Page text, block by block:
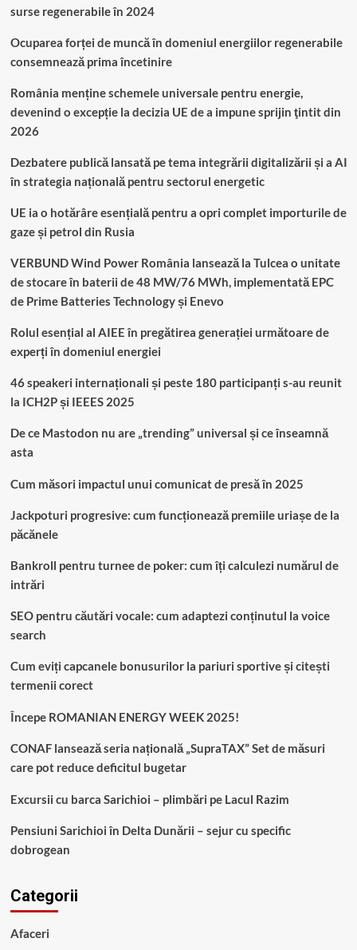
surse regenerabile în 2024
Ocuparea forței de muncă în domeniul energiilor regenerabile
consemnează prima încetinire
România menține schemele universale pentru energie,
devenind o excepție la decizia UE de a impune sprijin ţintit din
2026
Dezbatere publică lansată pe tema integrării digitalizării și a AI
în strategia națională pentru sectorul energetic
UE ia o hotărâre esențială pentru a opri complet importurile de
gaze și petrol din Rusia
VERBUND Wind Power România lansează la Tulcea o unitate
de stocare în baterii de 48 MW/76 MWh, implementată EPC
de Prime Batteries Technology și Enevo
Rolul esențial al AIEE în pregătirea generației următoare de
experți în domeniul energiei
46 speakeri internaționali și peste 180 participanți s-au reunit
la ICH2P și IEEES 2025
De ce Mastodon nu are „trending” universal și ce înseamnă
asta
Cum măsori impactul unui comunicat de presă în 2025
Jackpoturi progresive: cum funcționează premiile uriașe de la
păcănele
Bankroll pentru turnee de poker: cum îți calculezi numărul de
intrări
SEO pentru căutări vocale: cum adaptezi conținutul la voice
search
Cum eviți capcanele bonusurilor la pariuri sportive și citești
termenii corect
Începe ROMANIAN ENERGY WEEK 2025!
CONAF lansează seria națională „SupraTAX” Set de măsuri
care pot reduce deficitul bugetar
Excursii cu barca Sarichioi – plimbări pe Lacul Razim
Pensiuni Sarichioi în Delta Dunării – sejur cu specific
dobrogean
Categorii
Afaceri